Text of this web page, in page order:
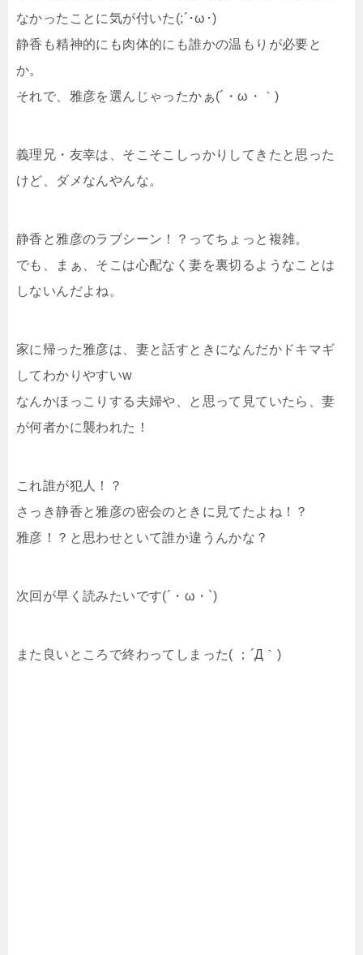
なかったことに気が付いた(;´･ω･)
静香も精神的にも肉体的にも誰かの温もりが必要と
か。
それで、雅彦を選んじゃったかぁ(´・ω・｀)
義理兄・友幸は、そこそこしっかりしてきたと思った
けど、ダメなんやんな。
静香と雅彦のラブシーン！？ってちょっと複雑。
でも、まぁ、そこは心配なく妻を裏切るようなことは
しないんだよね。
家に帰った雅彦は、妻と話すときになんだかドキマギ
してわかりやすいw
なんかほっこりする夫婦や、と思って見ていたら、妻
が何者かに襲われた！
これ誰が犯人！？
さっき静香と雅彦の密会のときに見てたよね！？
雅彦！？と思わせといて誰か違うんかな？
次回が早く読みたいです(´・ω・`)
また良いところで終わってしまった( ；´Д｀)